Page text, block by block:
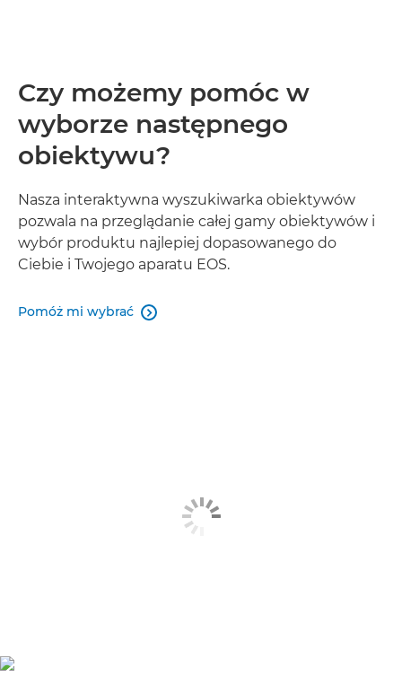
Czy możemy pomóc w
wyborze następnego
obiektywu?
Nasza interaktywna wyszukiwarka obiektywów
pozwala na przeglądanie całej gamy obiektywów i
wybór produktu najlepiej dopasowanego do
Ciebie i Twojego aparatu EOS.
Pomóż mi wybrać 